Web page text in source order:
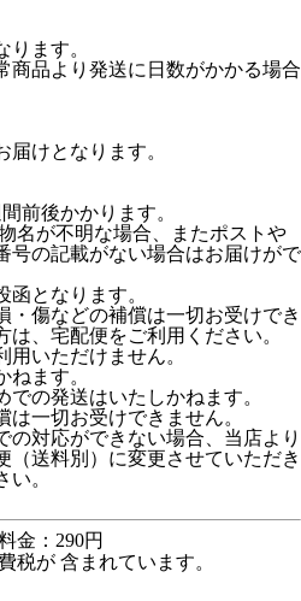
ます。
商品より発送に日数がかかる場合
届けとなります。
前後かかります。
名が不明な場合、またポストや
号の記載がない場合はお届けがで
函となります。
・傷などの補償は一切お受けでき
は、宅配便をご利用ください。
用いただけません。
ねます。
での発送はいたしかねます。
は一切お受けできません。
の対応ができない場合、当店より
（送料別）に変更させていただき
。
金：290円
税が 含まれています。